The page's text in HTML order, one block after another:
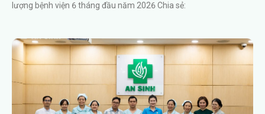
lượng bệnh viện 6 tháng đầu năm 2026 Chia sẻ: